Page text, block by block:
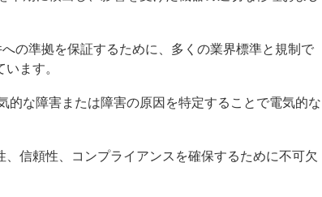
の準拠を保証するために、多くの業界標準と規制で
ます。
な障害または障害の原因を特定することで電気的な
信頼性、コンプライアンスを確保するために不可欠